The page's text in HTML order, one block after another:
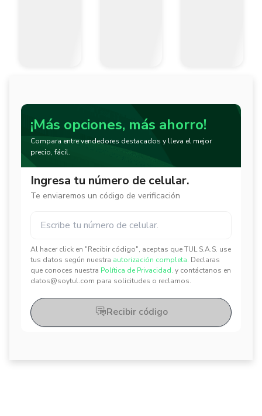
¡Más opciones, más ahorro!
Compara entre vendedores destacados y lleva el mejor
precio, fácil.
Ingresa tu número de celular.
Te enviaremos un código de verificación
Al hacer click en "Recibir código", aceptas que TUL S.A.S. use
tus datos según nuestra autorización completa. Declaras
que conoces nuestra Política de Privacidad. y contáctanos en
datos@soytul.com para solicitudes o reclamos.
✕
✕
Recibir código